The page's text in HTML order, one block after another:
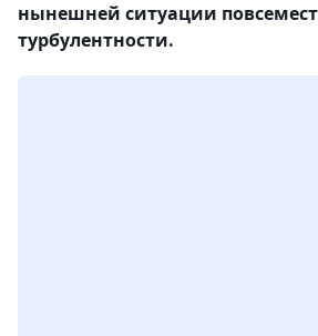
нынешней ситуации
турбулентности.